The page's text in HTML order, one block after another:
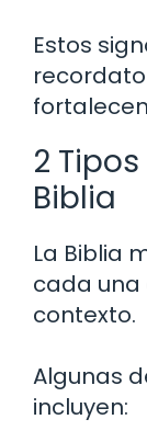
Estos
2
Biblia
La Biblia
cada una
contexto.
Algunas
incluyen: